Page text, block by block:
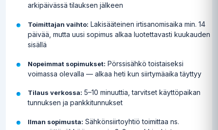
arkipäivässä tilauksen jälkeen
Toimittajan vaihto: Lakisääteinen irtisanomisaika min. 14
päivää, mutta uusi sopimus alkaa luotettavasti kuukauden
sisällä
Nopeimmat sopimukset: Pörssisähkö toistaiseksi
voimassa olevalla — alkaa heti kun siirtymäaika täyttyy
Tilaus verkossa: 5–10 minuuttia, tarvitset käyttöpaikan
tunnuksen ja pankkitunnukset
Ilman sopimusta: Sähkönsiirtoyhtiö toimittaa ns.